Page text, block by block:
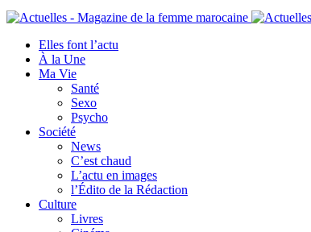
Elles font l’actu
À la Une
Ma Vie
Santé
Sexo
Psycho
Société
News
C’est chaud
L’actu en images
l’Édito de la Rédaction
Culture
Livres